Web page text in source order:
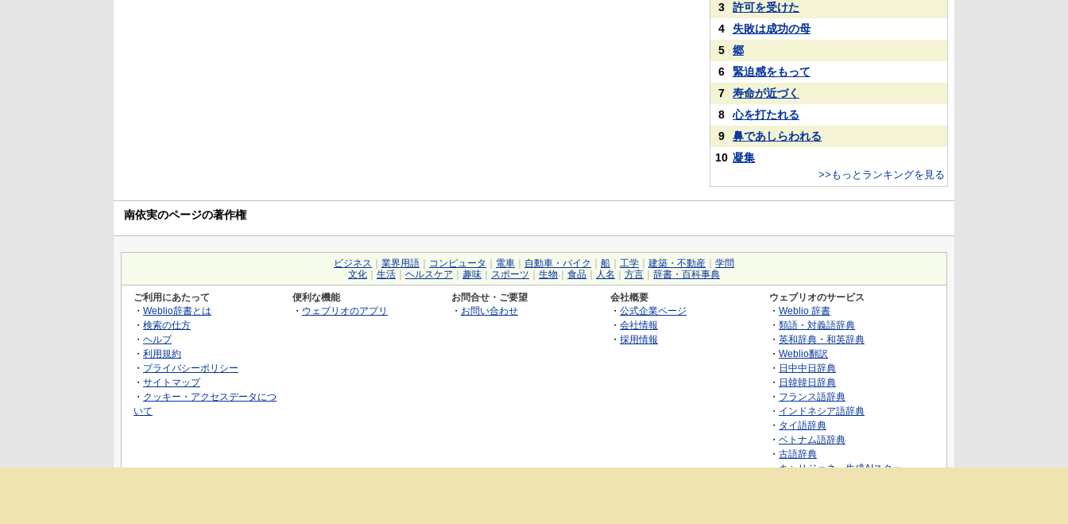
3
許可を受けた
4
失敗は成功の母
5
郷
6
緊迫感をもって
7
寿命が近づく
8
心を打たれる
9
鼻であしらわれる
10 凝集
>>もっとランキングを見る
南依実のページの著作権
ビジネス 業界用語 コンピュータ 電車 自動車・バイク 船 工学 建築・不動産
学問
文化
生活 ヘルスケア 趣味 スポーツ 生物 食品 人名 方言 辞書・百科事典
ご利用にあたって
・ Weblio辞書とは
・ 検索の仕方
・ ヘルプ
・ 利用規約
・ プライバシーポリシー
・ サイトマップ
・ クッキー・アクセスデータにつ
いて
便利な機能
・ ウェブリオのアプリ
お問合せ・ご要望
・ お問い合わせ
会社概要
・ 公式企業ページ
・ 会社情報
・ 採用情報
ウェブリオのサービス
・ Weblio 辞書
・ 類語・対義語辞典
・ 英和辞典・和英辞典
・ Weblio翻訳
・ 日中中日辞典
・ 日韓韓日辞典
・ フランス語辞典
・ インドネシア語辞典
・ タイ語辞典
・ ベトナム語辞典
・ 古語辞典
・キャリジェネ～生成AIスクー